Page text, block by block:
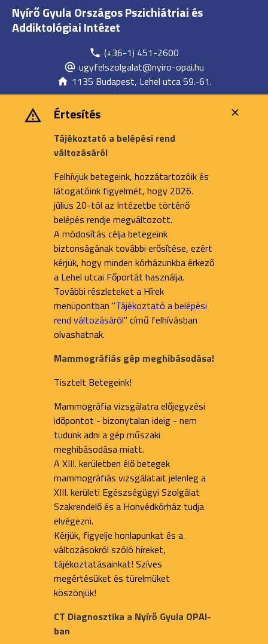
Nyírő Gyula Országos Pszichiátriai és
Addiktológiai Intézet
(+36-1) 451-2600
ugyfelszolgalat@nyiro-opai.hu
1135 Budapest, Lehel utca 59.-61.
Értesítés
Tájékoztató a belépési rend
változásáról
Felhívjuk betegeink, hozzátartozóik és
látogatóink figyelmét, hogy 2026.
július 20-tól az Intézetbe történő
belépés rendje megváltozott.
A módosítás célja betegeink
biztonságának további erősítése, ezért
kérjük, hogy minden kórházunkba érkező
a Lehel utcai Főportát használja.
További részleteket a Hírek
menüpontban "Tájékoztató a belépési
rend változásáról" című felhívásban
olvashatnak.
Mammográfiás gép meghibásodása!
Tisztelt Betegeink!
Mammográfia vizsgálatra előjegyzési
időpontot - bizonytalan ideig - nem
tudunk adni a gép műszaki
meghibásodása miatt.
A XIII. kerületben élő betegek
mammográfiás vizsgálatait jelenleg a
XIII. kerületi Egészségügyi Szolgálat
Szakrendelő és a Honvédkórház tudja
elvégezni.
Kérjük, figyelje honlapunkat és a
változásokról szóló híreket,
tájékoztatásainkat! Szíves
megértésüket és türelmüket
köszönjük!
CT Diagnosztika a Nyírő Gyula OPAI-
ban